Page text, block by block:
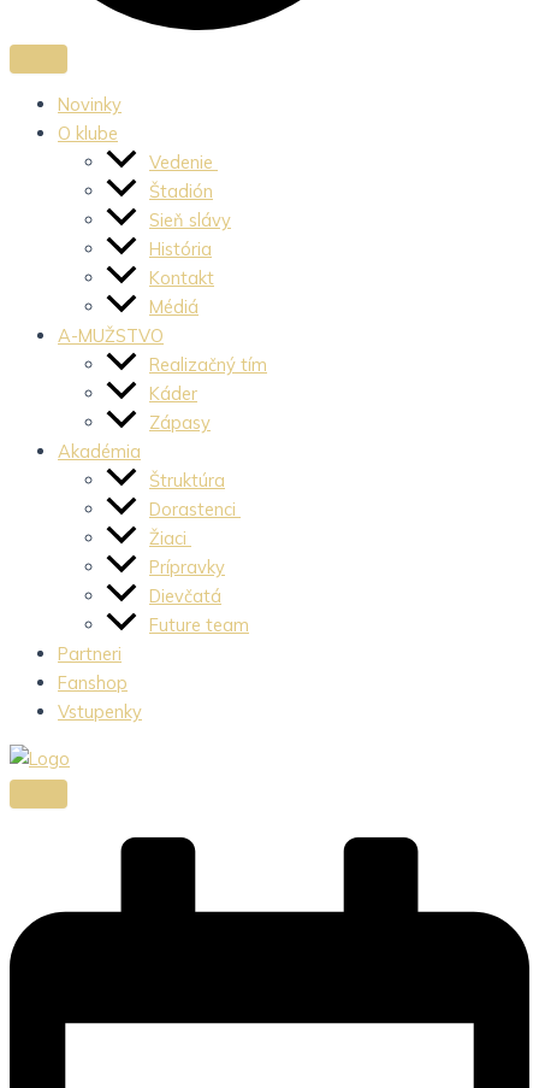
Novinky
O klube
Vedenie
Štadión
Sieň slávy
História
Kontakt
Médiá
A-MUŽSTVO
Realizačný tím
Káder
Zápasy
Akadémia
Štruktúra
Dorastenci
Žiaci
Prípravky
Dievčatá
Future team
Partneri
Fanshop
Vstupenky